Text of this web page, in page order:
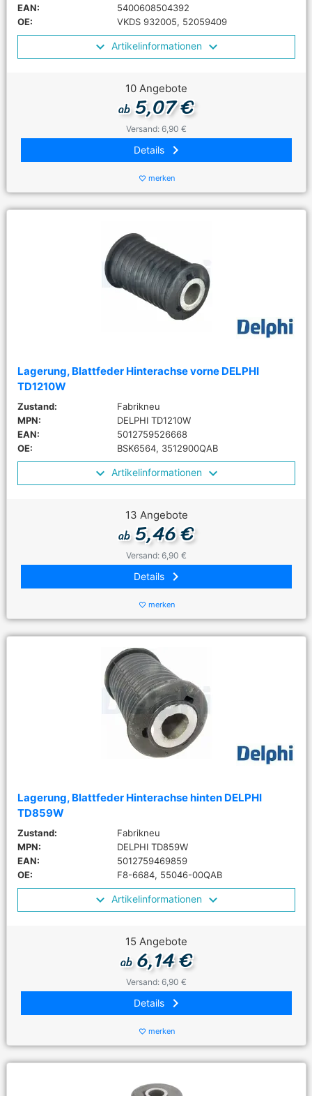
EAN:
5400608504392
OE:
VKDS 932005, 52059409
Artikelinformationen
10 Angebote
ab5,07 €
Versand: 6,90 €
Details keyboard_arrow_right
favorite_border merken
Lagerung, Blattfeder Hinterachse vorne DELPHI
TD1210W
Zustand:
Fabrikneu
MPN:
DELPHI TD1210W
EAN:
5012759526668
OE:
BSK6564, 3512900QAB
Artikelinformationen
13 Angebote
ab5,46 €
Versand: 6,90 €
Details keyboard_arrow_right
favorite_border merken
Lagerung, Blattfeder Hinterachse hinten DELPHI
TD859W
Zustand:
Fabrikneu
MPN:
DELPHI TD859W
EAN:
5012759469859
OE:
F8-6684, 55046-00QAB
Artikelinformationen
15 Angebote
ab6,14 €
Versand: 6,90 €
Details keyboard_arrow_right
favorite_border merken